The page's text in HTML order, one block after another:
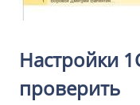
Настройки
проверить